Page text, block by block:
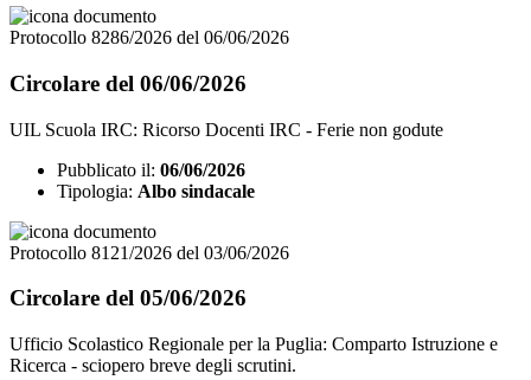
Protocollo 8286/2026 del 06/06/2026
Circolare del 06/06/2026
UIL Scuola IRC: Ricorso Docenti IRC - Ferie non godute
Pubblicato il: 06/06/2026
Tipologia: Albo sindacale
Protocollo 8121/2026 del 03/06/2026
Circolare del 05/06/2026
Ufficio Scolastico Regionale per la Puglia: Comparto Istruzione e
Ricerca - sciopero breve degli scrutini.